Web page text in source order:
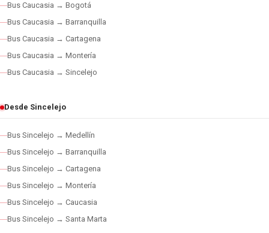
Bus Caucasia → Bogotá
Bus Caucasia → Barranquilla
Bus Caucasia → Cartagena
Bus Caucasia → Montería
Bus Caucasia → Sincelejo
Desde Sincelejo
Bus Sincelejo → Medellín
Bus Sincelejo → Barranquilla
Bus Sincelejo → Cartagena
Bus Sincelejo → Montería
Bus Sincelejo → Caucasia
Bus Sincelejo → Santa Marta